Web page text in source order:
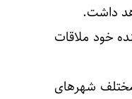
خود ملاقات
شهرهای